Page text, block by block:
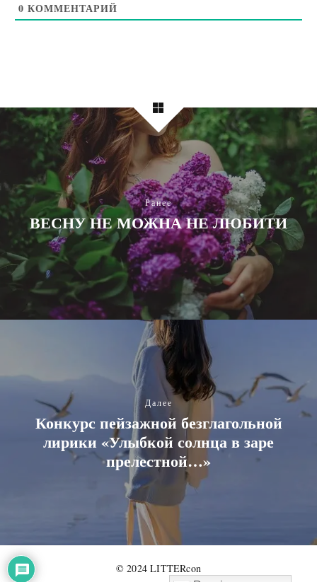
0 КОММЕНТАРИЙ
Ранее
ВЕСНУ НЕ МОЖНА НЕ ЛЮБИТИ
Далее
Конкурс пейзажной безглагольной
лирики «Улыбкой солнца в заре
прелестной…»
© 2024 LITTERcon